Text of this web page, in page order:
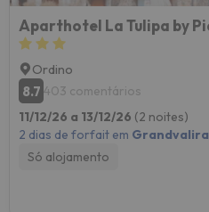
Ordino
8.7 403 comentários
11/12/26 a 13/12/26 (2 noites)
2 dias de forfait em Grandvalira
Só alojamento